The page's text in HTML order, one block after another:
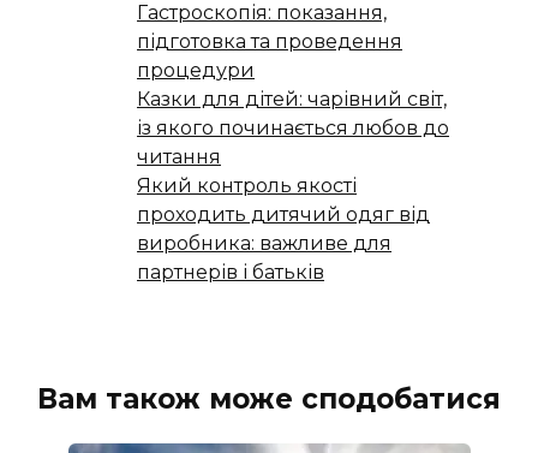
Гастроскопія: показання,
підготовка та проведення
процедури
Казки для дітей: чарівний світ,
із якого починається любов до
читання
Який контроль якості
проходить дитячий одяг від
виробника: важливе для
партнерів і батьків
Вам також може сподобатися